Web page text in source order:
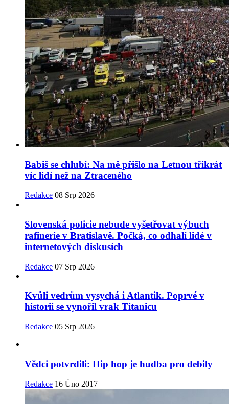
Babiš se chlubí: Na mě přišlo na Letnou třikrát
víc lidí než na Ztraceného
Redakce 08 Srp 2026
Slovenská policie nebude vyšetřovat výbuch
rafinerie v Bratislavě. Počká, co odhalí lidé v
internetových diskusích
Redakce 07 Srp 2026
Kvůli vedrům vysychá i Atlantik. Poprvé v
historii se vynořil vrak Titanicu
Redakce 05 Srp 2026
Vědci potvrdili: Hip hop je hudba pro debily
Redakce 16 Úno 2017